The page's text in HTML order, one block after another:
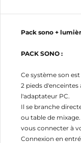
Pack sono +
PACK SONO :
Ce système son
2 pieds d'enceintes
l'adaptateur PC.
Il se branche
ou table de
vous connecter à
Connexion en